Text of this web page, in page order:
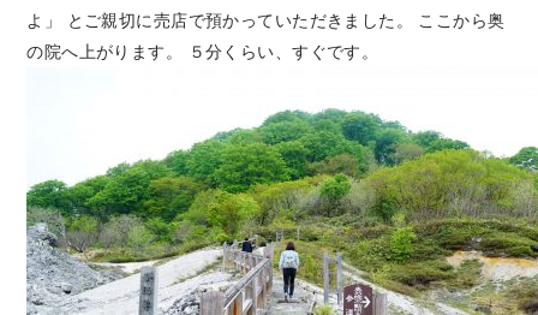
よ」 とご親切に売店で預かっていただきました。 ここから奥
の院へ上がります。 ５分くらい、すぐです。